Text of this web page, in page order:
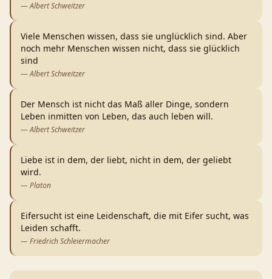
—Albert Schweitzer
Viele Menschen wissen, dass sie unglücklich sind. Aber
noch mehr Menschen wissen nicht, dass sie glücklich
sind
—Albert Schweitzer
Der Mensch ist nicht das Maß aller Dinge, sondern
Leben inmitten von Leben, das auch leben will.
—Albert Schweitzer
Liebe ist in dem, der liebt, nicht in dem, der geliebt
wird.
— Platon
Eifersucht ist eine Leidenschaft, die mit Eifer sucht, was
Leiden schafft.
— Friedrich Schleiermacher